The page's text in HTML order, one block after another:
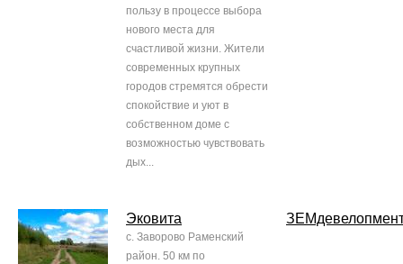
пользу в процессе выбора
нового места для
счастливой жизни. Жители
современных крупных
городов стремятся обрести
спокойствие и уют в
собственном доме с
возможностью чувствовать
дых...
Эковита
с. Заворово Раменский
район. 50 км по